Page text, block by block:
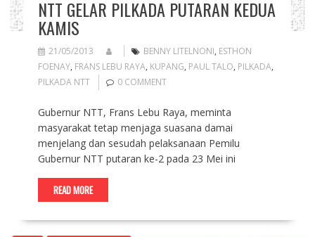
NTT GELAR PILKADA PUTARAN KEDUA
KAMIS
21/05/2013 BENNY LITELNONI, ESTHON
FOENAY, FRANS LEBU RAYA, KUPANG, PAUL TALO, PILKADA,
PILKADA NTT
0 COMMENT
Gubernur NTT, Frans Lebu Raya, meminta
masyarakat tetap menjaga suasana damai
menjelang dan sesudah pelaksanaan Pemilu
Gubernur NTT putaran ke-2 pada 23 Mei ini
READ MORE